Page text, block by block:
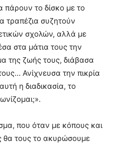
πάρουν το δίσκο με το
τραπέζια συζητούν
σχολών, αλλά με
στα μάτια τους την
της ζωής τους, διάβασα
Ανίχνευσα την πικρία
η διαδικασία, το
που όταν με κόπους και
θα τους το ακυρώσουμε